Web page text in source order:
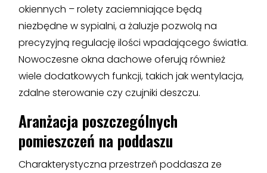
okiennych – rolety zaciemniające będą
niezbędne w sypialni, a żaluzje pozwolą na
precyzyjną regulację ilości wpadającego światła.
Nowoczesne okna dachowe oferują również
wiele dodatkowych funkcji, takich jak wentylacja,
zdalne sterowanie czy czujniki deszczu.
Aranżacja poszczególnych
pomieszczeń na poddaszu
Charakterystyczna przestrzeň poddasza ze